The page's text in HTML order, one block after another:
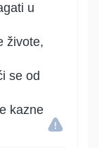
u
živote,
se od
kazne